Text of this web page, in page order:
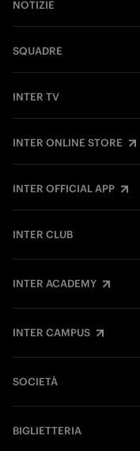
NOTIZIE
SQUADRE
INTER TV
INTER ONLINE STORE
INTER OFFICIAL APP
INTER CLUB
INTER ACADEMY
INTER CAMPUS
SOCIETÀ
BIGLIETTERIA